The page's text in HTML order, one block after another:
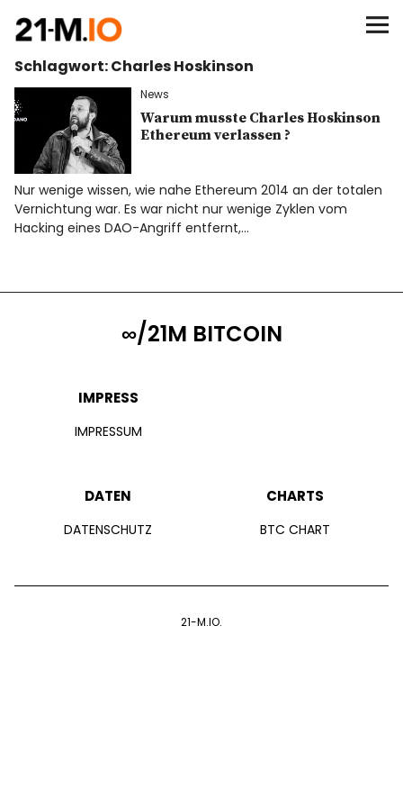
∞/21M BITCOIN
BEGINN
BITCOIN
ANALYSEN
NEWS
Schlagwort:Charles Hoskinson
News
Warum musste Charles Hoskinson
Ethereum verlassen ?
Nur wenige wissen, wie nahe Ethereum 2014 an der totalen
Vernichtung war. Es war nicht nur wenige Zyklen vom
Hacking eines DAO-Angriff entfernt,…
∞/21M BITCOIN
IMPRESS
IMPRESSUM
DATEN
DATENSCHUTZ
CHARTS
BTC CHART
21-M.IO